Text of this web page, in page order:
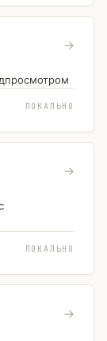
→
ЛОКАЛЬНО
→
ЛОКАЛЬНО
→